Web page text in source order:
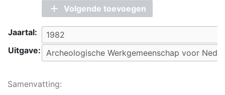
Volgende toevoegen
Jaartal:
Uitgave:
Samenvatting: